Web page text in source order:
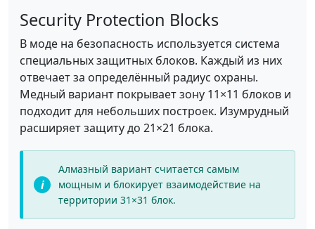
Security Protection Blocks
В моде на безопасность используется система
специальных защитных блоков. Каждый из них
отвечает за определённый радиус охраны.
Медный вариант покрывает зону 11×11 блоков и
подходит для небольших построек. Изумрудный
расширяет защиту до 21×21 блока.
Алмазный вариант считается самым
мощным и блокирует взаимодействие на
территории 31×31 блок.